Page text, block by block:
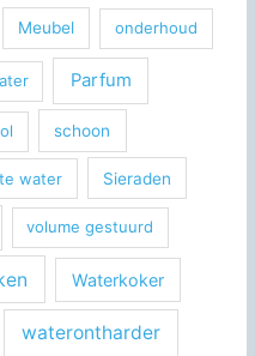
Meubel onderhoud
Parfum
schoon
water Sieraden
volume gestuurd
Waterkoker
waterontharder